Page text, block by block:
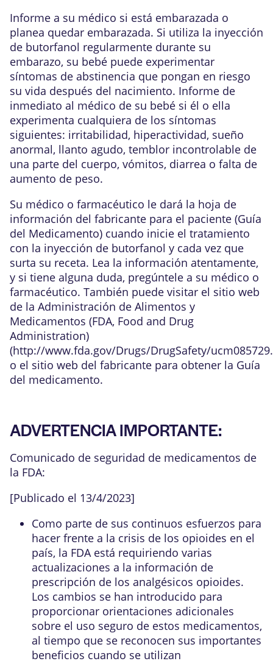
Informe a su médico si está embarazada o
planea quedar embarazada. Si utiliza la inyección
de butorfanol regularmente durante su
embarazo, su bebé puede experimentar
síntomas de abstinencia que pongan en riesgo
su vida después del nacimiento. Informe de
inmediato al médico de su bebé si él o ella
experimenta cualquiera de los síntomas
siguientes: irritabilidad, hiperactividad, sueño
anormal, llanto agudo, temblor incontrolable de
una parte del cuerpo, vómitos, diarrea o falta de
aumento de peso.
Su médico o farmacéutico le dará la hoja de
información del fabricante para el paciente (Guía
del Medicamento) cuando inicie el tratamiento
con la inyección de butorfanol y cada vez que
surta su receta. Lea la información atentamente,
y si tiene alguna duda, pregúntele a su médico o
farmacéutico. También puede visitar el sitio web
de la Administración de Alimentos y
Medicamentos (FDA, Food and Drug
Administration)
(http://www.fda.gov/Drugs/DrugSafety/
o el sitio web del fabricante para obtener la Guía
del medicamento.
ADVERTENCIA IMPORTANTE:
Comunicado de seguridad de medicamentos de
la FDA:
[Publicado el 13/4/2023]
Como parte de sus continuos esfuerzos para
hacer frente a la crisis de los opioides en el
país, la FDA está requiriendo varias
actualizaciones a la información de
prescripción de los analgésicos opioides.
Los cambios se han introducido para
proporcionar orientaciones adicionales
sobre el uso seguro de estos medicamentos,
al tiempo que se reconocen sus importantes
beneficios cuando se utilizan